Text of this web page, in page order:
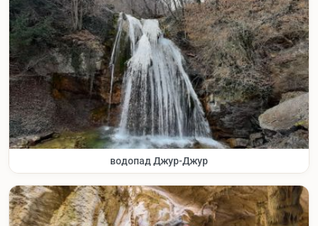
водопад Джур-Джур